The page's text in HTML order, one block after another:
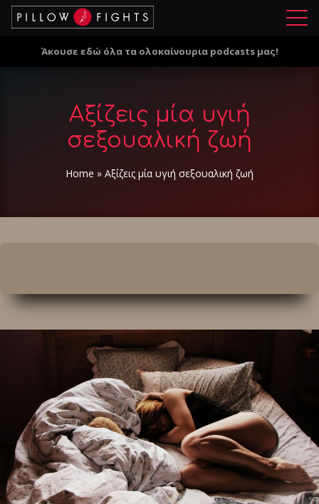
Μ
ο
Άκουσε εδώ όλα τα ολοκαίνουρια podcasts μας!
Αξίζεις μία υγιή
σεξουαλική ζωή
Home » Αξίζεις μία υγιή σεξουαλική ζωή